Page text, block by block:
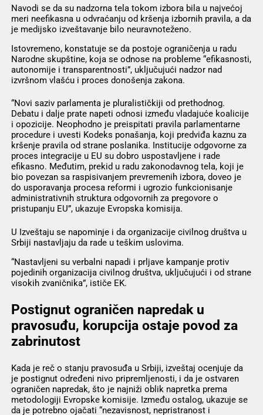
Navodi se da su nadzorna tela tokom izbora bila u najvećoj
meri neefikasna u odvraćanju od kršenja izbornih pravila, a da
je medijsko izveštavanje bilo neuravnoteženo.
Istovremeno, konstatuje se da postoje ograničenja u radu
Narodne skupštine, koja se odnose na probleme “efikasnosti,
autonomije i transparentnosti”, uključujući nadzor nad
izvršnom vlašću i proces donošenja zakona.
“Novi saziv parlamenta je pluralističkiji od prethodnog.
Debatu i dalje prate napeti odnosi između vladajuće koalicije
i opozicije. Neophodno je preispitati pravila parlamentarne
procedure i uvesti Kodeks ponašanja, koji predviđa kaznu za
kršenje pravila od strane poslanika. Institucije odgovorne za
proces integracije u EU su dobro uspostavljene i rade
efikasno. Međutim, prekid u radu zakonodavnog tela, koji je
bio povezan sa raspisivanjem prevremenih izbora, doveo je
do usporavanja procesa reformi i ugrozio funkcionisanje
administrativnih struktura odgovornih za pregovore o
pristupanju EU”, ukazuje Evropska komisija.
U Izveštaju se napominje i da organizacije civilnog društva u
Srbiji nastavljaju da rade u teškim uslovima.
“Nastavljeni su verbalni napadi i prljave kampanje protiv
pojedinih organizacija civilnog društva, uključujući i od strane
visokih zvaničnika”, ističe EK.
Postignut ograničen napredak u
pravosuđu, korupcija ostaje povod za
zabrinutost
Kada je reč o stanju pravosuđa u Srbiji, izveštaj ocenjuje da
je postignut određeni nivo pripremljenosti, i da je ostvaren
ograničen napredak, što je najniži oblik napretka prema
metodologiji Evropske komisije. Između ostalog, ukazuje se
da je potrebno ojačati “nezavisnost, nepristranost i